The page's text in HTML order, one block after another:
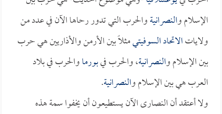
الإسلام والنصرانيةوالحرب التي تدور رحاها الآن في عدد من
ولاياتالاتحاد السوفيتيمثلاً بين الأرمن والأذاريين هي حرب
بين الإسلام والنصرانية، والحرب فيبورماوالحرب في بلاد
العرب هي بين الإسلام والنصرانية.
ولا أعتقد أن النصارى الآن يستطيعون أن يخفوا سمة هذه